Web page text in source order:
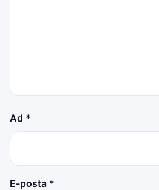
Ad *
E-posta *